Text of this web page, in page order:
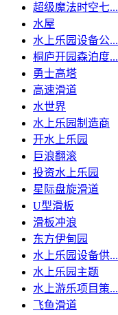
超级魔法时空七...
水屋
水上乐园设备公...
桐庐开园森泊度...
勇士高塔
高速滑道
水世界
水上乐园制造商
开水上乐园
巨浪翻滚
投资水上乐园
星际盘旋滑道
U型滑板
滑板冲浪
东方伊甸园
水上乐园设备供...
水上乐园主题
水上游乐项目策...
飞鱼滑道